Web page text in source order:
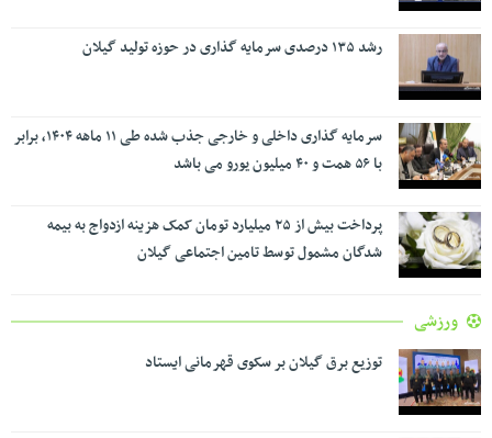
رشد ۱۳۵ درصدی سرمایه گذاری در حوزه تولید گیلان
سرمایه گذاری داخلی و خارجی جذب شده طی ۱۱ ماهه ۱۴۰۴، برابر
با ۵۶ همت و ۴۰ میلیون یورو می باشد
پرداخت بیش از ۲۵ میلیارد تومان کمک هزینه ازدواج به بیمه
شدگان مشمول توسط تامین اجتماعی گیلان
ورزشی
توزیع برق گیلان بر سکوی قهرمانی ایستاد